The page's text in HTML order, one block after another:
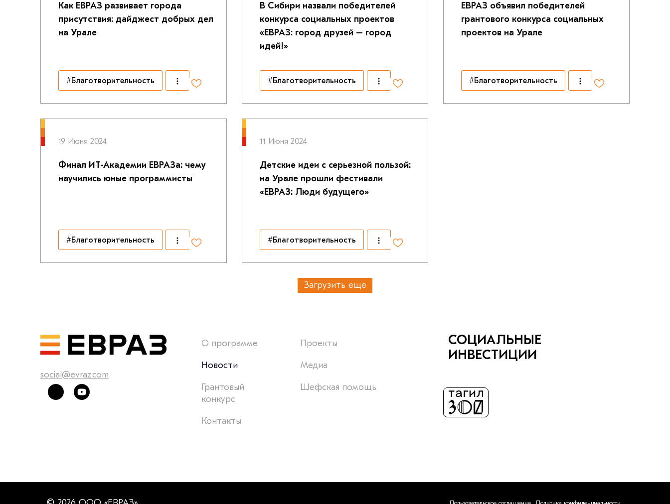
Как ЕВРАЗ развивает города
присутствия: дайджест добрых дел
на Урале
#Благотворительность
В Сибири назвали победителей
конкурса социальных проектов
«ЕВРАЗ: город друзей – город
идей!»
#Благотворительность
ЕВРАЗ объявил победителей
грантового конкурса социальных
проектов на Урале
#Благотворительность
19 Июня 2024
Финал ИТ-Академии ЕВРАЗа: чему
научились юные программисты
#Благотворительность
11 Июня 2024
Детские идеи с серьезной пользой:
на Урале прошли фестивали
«ЕВРАЗ: Люди будущего»
#Благотворительность
Загрузить еще
social@evraz.com
О программе Проекты
Новости Медиа
Грантовый
конкурс
Шефская помощь
Контакты
СОЦИАЛЬНЫЕ
ИНВЕСТИЦИИ